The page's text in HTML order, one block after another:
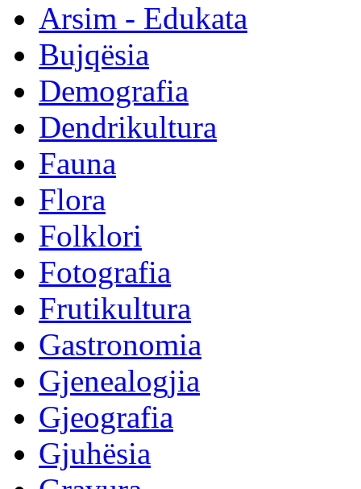
Arsim - Edukata
Bujqësia
Demografia
Dendrikultura
Fauna
Flora
Folklori
Fotografia
Frutikultura
Gastronomia
Gjenealogjia
Gjeografia
Gjuhësia